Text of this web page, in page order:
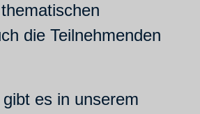
die Teilnehmenden
es in unserem